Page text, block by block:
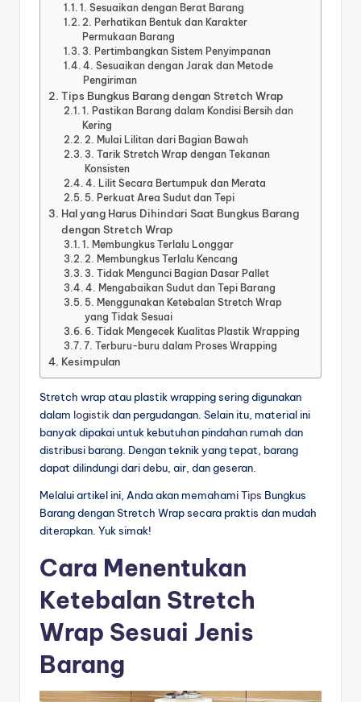
1. Sesuaikan dengan Berat Barang
2. Perhatikan Bentuk dan Karakter
Permukaan Barang
3. Pertimbangkan Sistem Penyimpanan
4. Sesuaikan dengan Jarak dan Metode
Pengiriman
Tips Bungkus Barang dengan Stretch Wrap
1. Pastikan Barang dalam Kondisi Bersih dan
Kering
2. Mulai Lilitan dari Bagian Bawah
3. Tarik Stretch Wrap dengan Tekanan
Konsisten
4. Lilit Secara Bertumpuk dan Merata
5. Perkuat Area Sudut dan Tepi
Hal yang Harus Dihindari Saat Bungkus Barang
dengan Stretch Wrap
1. Membungkus Terlalu Longgar
2. Membungkus Terlalu Kencang
3. Tidak Mengunci Bagian Dasar Pallet
4. Mengabaikan Sudut dan Tepi Barang
5. Menggunakan Ketebalan Stretch Wrap
yang Tidak Sesuai
6. Tidak Mengecek Kualitas Plastik Wrapping
7. Terburu-buru dalam Proses Wrapping
Kesimpulan
Stretch wrap atau plastik wrapping sering digunakan
dalam logistikdan pergudangan. Selain itu, material ini
banyak dipakai untuk kebutuhan pindahan rumah dan
distribusi barang. Dengan teknik yang tepat, barang
dapat dilindungi dari debu, air, dan geseran.
Melalui artikel ini, Anda akan memahamiTips Bungkus
Barang dengan Stretch Wrap secara praktis dan mudah
diterapkan. Yuk simak!
Cara Menentukan
Ketebalan Stretch
Wrap Sesuai Jenis
Barang